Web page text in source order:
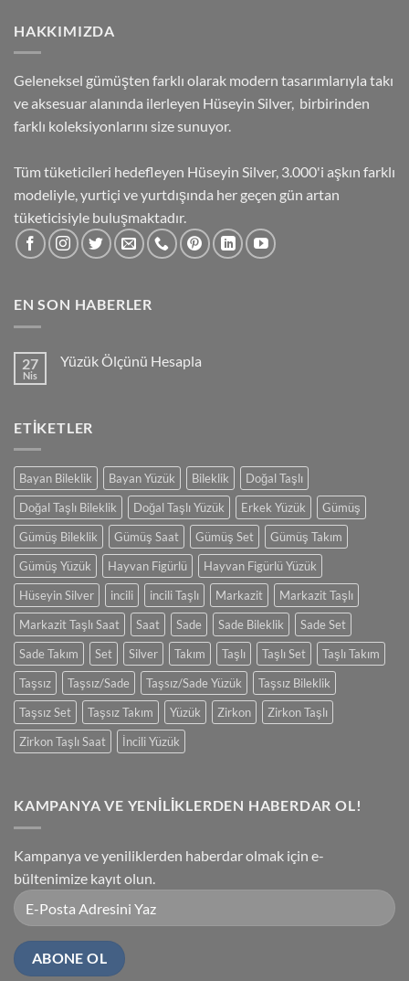
HAKKIMIZDA
Geleneksel gümüşten farklı olarak modern tasarımlarıyla takı
ve aksesuar alanında ilerleyen Hüseyin Silver, birbirinden
farklı koleksiyonlarını size sunuyor.
Tüm tüketicileri hedefleyen Hüseyin Silver, 3.000'i aşkın farklı
modeliyle, yurtiçi ve yurtdışında her geçen gün artan
tüketicisiyle buluşmaktadır.
EN SON HABERLER
27
Nis
Yüzük Ölçünü Hesapla
Hesapla
ETIKETLER
Bayan Bileklik Bayan Yüzük Bileklik
Doğal Taşlı
Doğal Taşlı Bileklik
Doğal Taşlı Yüzük Erkek Yüzük
Gümüş
Gümüş Bileklik
Gümüş Saat Gümüş Set
Gümüş Takım
Gümüş Yüzük
Hayvan Figürlü
Hayvan Figürlü Yüzük
Hüseyin Silver
incili incili Taşlı Markazit
Markazit Taşlı
Markazit Taşlı Saat
Saat Sade Sade Bileklik
Sade Set
Sade Takım
Set Silver Takım Taşlı Taşlı Set
Taşlı Takım
Taşsız
Taşsız/Sade Taşsız/Sade Yüzük
Taşsız Bileklik
Taşsız Set
Taşsız Takım Yüzük Zirkon
Zirkon Taşlı
Zirkon Taşlı Saat
İncili Yüzük
KAMPANYA VE YENİLİKLERDEN HABERDAR OL!
Kampanya ve yeniliklerden haberdar olmak için e-
bültenimize kayıt olun.